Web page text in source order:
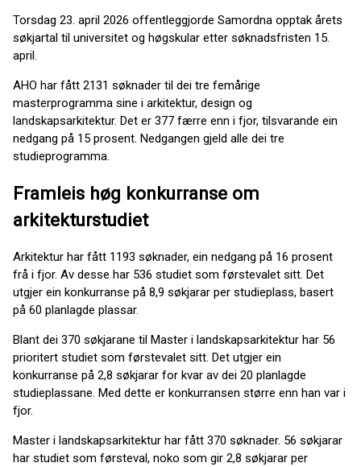
Torsdag 23. april 2026 offentleggjorde Samordna opptak årets
søkjartal til universitet og høgskular etter søknadsfristen 15.
april.
AHO har fått 2131 søknader til dei tre femårige
masterprogramma sine i arkitektur, design og
landskapsarkitektur. Det er 377 færre enn i fjor, tilsvarande ein
nedgang på 15 prosent. Nedgangen gjeld alle dei tre
studieprogramma.
Framleis høg konkurranse om
arkitekturstudiet
Arkitektur har fått 1193 søknader, ein nedgang på 16 prosent
frå i fjor. Av desse har 536 studiet som førstevalet sitt. Det
utgjer ein konkurranse på 8,9 søkjarar per studieplass, basert
på 60 planlagde plassar.
Blant dei 370 søkjarane til Master i landskapsarkitektur har 56
prioritert studiet som førstevalet sitt. Det utgjer ein
konkurranse på 2,8 søkjarar for kvar av dei 20 planlagde
studieplassane. Med dette er konkurransen større enn han var i
fjor.
Master i landskapsarkitektur har fått 370 søknader. 56 søkjarar
har studiet som førsteval, noko som gir 2,8 søkjarar per